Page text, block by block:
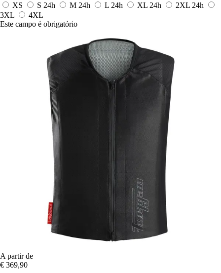
XS
S 24h M 24h L 24h XL 24h 2XL 24h
3XL
4XL
Este campo é obrigatório
A partir de
€ 369,90